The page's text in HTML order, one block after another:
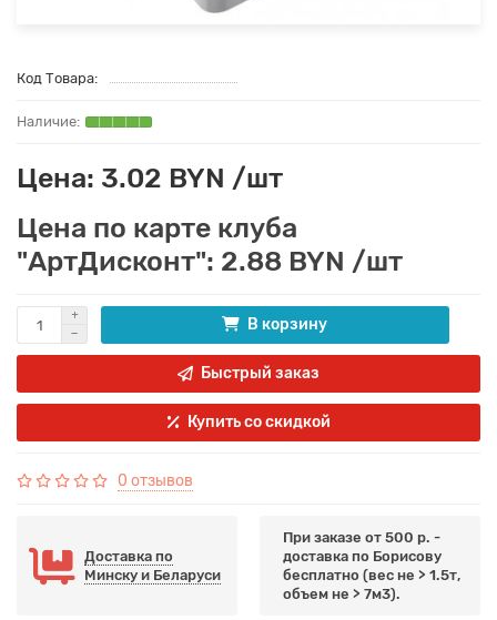
Код Товара:
Цена: 3.02 BYN /шт
Цена по карте клуба
"АртДисконт": 2.88 BYN /шт
В корзину
Быстрый заказ
Купить со скидкой
0 отзывов
Доставка по
Минску и Беларуси
При заказе от 500 р. -
доставка по Борисову
бесплатно (вес не > 1.5т,
объем не > 7м3).